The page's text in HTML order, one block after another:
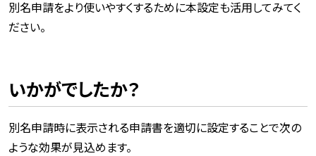
別名申請をより使いやすくするために本設定も活用してみてく
ださい。
いかがでしたか？
別名申請時に表示される申請書を適切に設定することで次の
ような効果が見込めます。